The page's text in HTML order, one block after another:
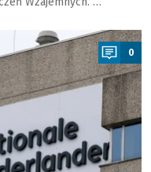
0